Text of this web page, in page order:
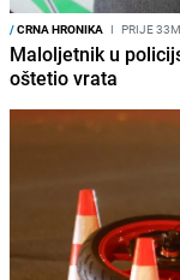
/CRNA HRONIKA I PRIJE
Maloljetnik u
oštetio vrata